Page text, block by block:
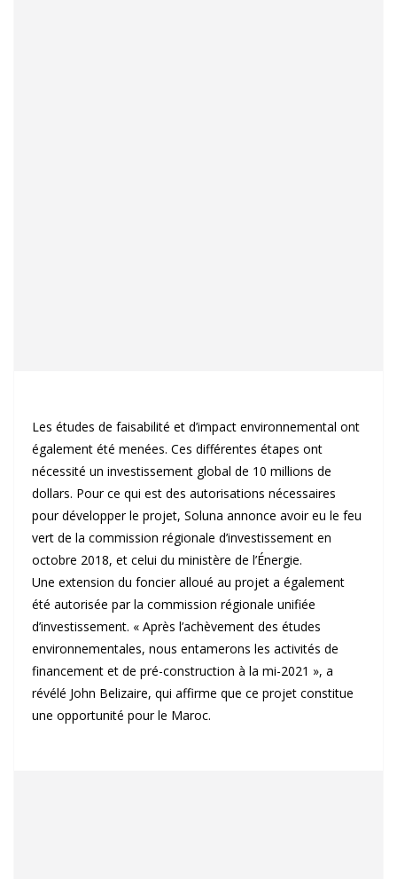
Les études de faisabilité et d’impact environnemental ont
également été menées. Ces différentes étapes ont
nécessité un investissement global de 10 millions de
dollars. Pour ce qui est des autorisations nécessaires
pour développer le projet, Soluna annonce avoir eu le feu
vert de la commission régionale d’investissement en
octobre 2018, et celui du ministère de l’Énergie.
Une extension du foncier alloué au projet a également
été autorisée par la commission régionale unifiée
d’investissement. « Après l’achèvement des études
environnementales, nous entamerons les activités de
financement et de pré-construction à la mi-2021 », a
révélé John Belizaire, qui affirme que ce projet constitue
une opportunité pour le Maroc.